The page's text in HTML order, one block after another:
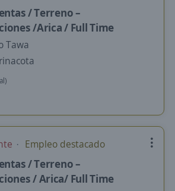
/ Terreno –
/Arica / Full Time
Tawa
Empleo destacado
/ Terreno –
/ Arica/ Full Time